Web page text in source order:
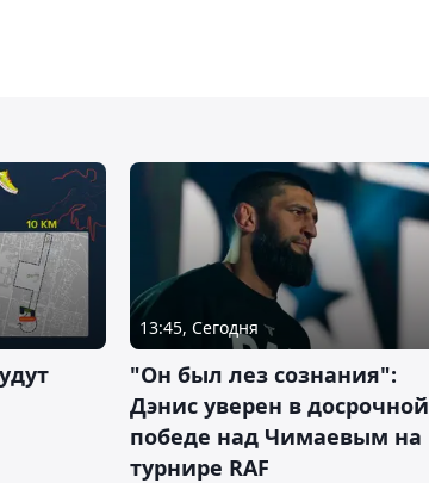
13:45, Сегодня
"Он был лез сознания":
Дэнис уверен в досрочной
победе над Чимаевым на
турнире RAF